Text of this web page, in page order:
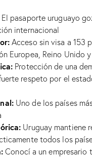
pasaporte uruguayo
internacional
Acceso sin visa a 153
Europea, Reino Unido
Protección de una
respeto por el
Uno de los países
Uruguay mantiene
todos los
Conocí a un empresario